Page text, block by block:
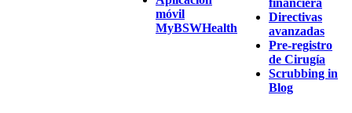
móvil
MyBSWHealth
Directivas
avanzadas
Pre-registro
de Cirugía
Scrubbing in
Blog